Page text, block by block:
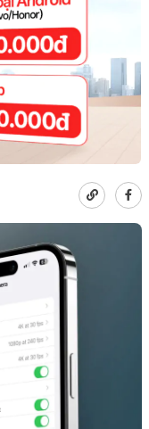
Galaxy Z8 Series
OPPO Reno16
Ốp lưng Pitaka
Ốp lưng Apple
Cốc sạc Apple